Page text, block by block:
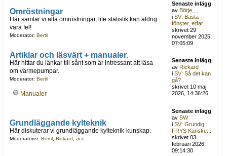
Omröstningar
Här samlar vi alla omröstningar, lite statistik kan aldrig
vara fel!
Moderator: Bertil
Senaste inlägg
avBörje__
iSV: Bästa
fönster, erfar...
skrivet 29
november 2025,
07:05:09
Artiklar och läsvärt + manualer.
Här hittar du länkar till sånt som är intressant att läsa
om värmepumpar.
Moderator: Bertil
Manualer
Senaste inlägg
avRickard
iSV: Så det kan
gå?
skrivet 10 maj
2026, 14:36:26
Grundläggande kylteknik
Här diskuterar vi grundläggande kylteknik-kunskap.
Moderatorer: Bertil, Rickard ace
Senaste inlägg
avSW
iSV: Grundig
FRYS Kanske...
skrivet 03
februari 2026,
09:14:30